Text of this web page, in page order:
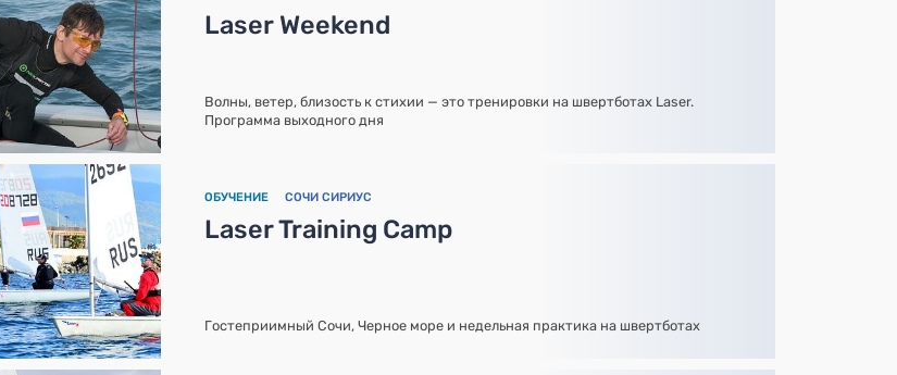
Laser Weekend
Волны, ветер, близость к стихии — это тренировки на швертботах Laser.
Программа выходного дня
ОБУЧЕНИЕ СОЧИ СИРИУС
Laser Training Camp
Гостеприимный Сочи, Черное море и недельная практика на швертботах